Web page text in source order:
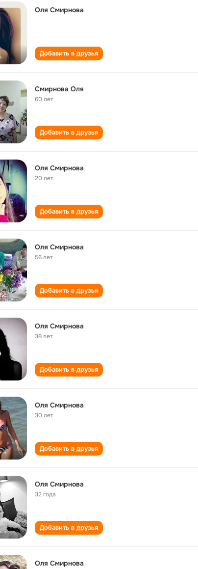
Оля Смирнова
Добавить в друзья
Смирнова Оля
60 лет
Добавить в друзья
Оля Смирнова
20 лет
Добавить в друзья
Оля Смирнова
56 лет
Добавить в друзья
Оля Смирнова
38 лет
Добавить в друзья
Оля Смирнова
30 лет
Добавить в друзья
Оля Смирнова
32 года
Добавить в друзья
Оля Смирнова